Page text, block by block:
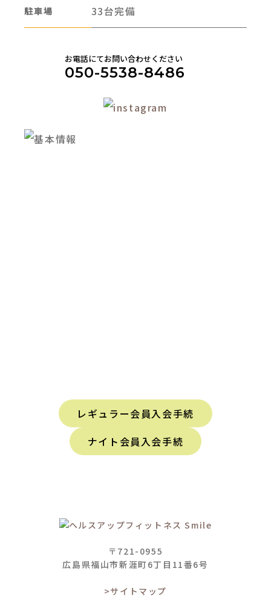
駐車場 33台完備
お電話にてお問い合わせください
050-5538-8486
レギュラー会員入会手続
ナイト会員入会手続
〒721-0955
広島県福山市新涯町6丁目11番6号
>サイトマップ